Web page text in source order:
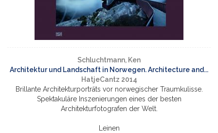
Schluchtmann, Ken
Architektur und Landschaft in Norwegen. Architecture and...
HatjeCantz 2014
Brillante Architekturporträts vor norwegischer Traumkulisse.
Spektakuläre Inszenierungen eines der besten
Architekturfotografen der Welt.
Leinen